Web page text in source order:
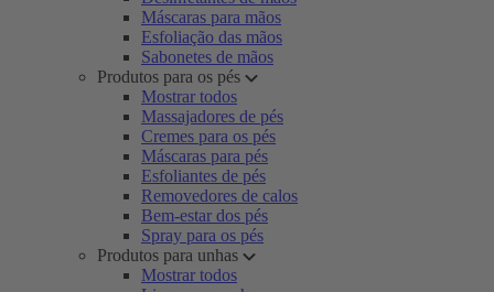
Máscaras para mãos
Esfoliação das mãos
Sabonetes de mãos
Produtos para os pés
Mostrar todos
Massajadores de pés
Cremes para os pés
Máscaras para pés
Esfoliantes de pés
Removedores de calos
Bem-estar dos pés
Spray para os pés
Produtos para unhas
Mostrar todos